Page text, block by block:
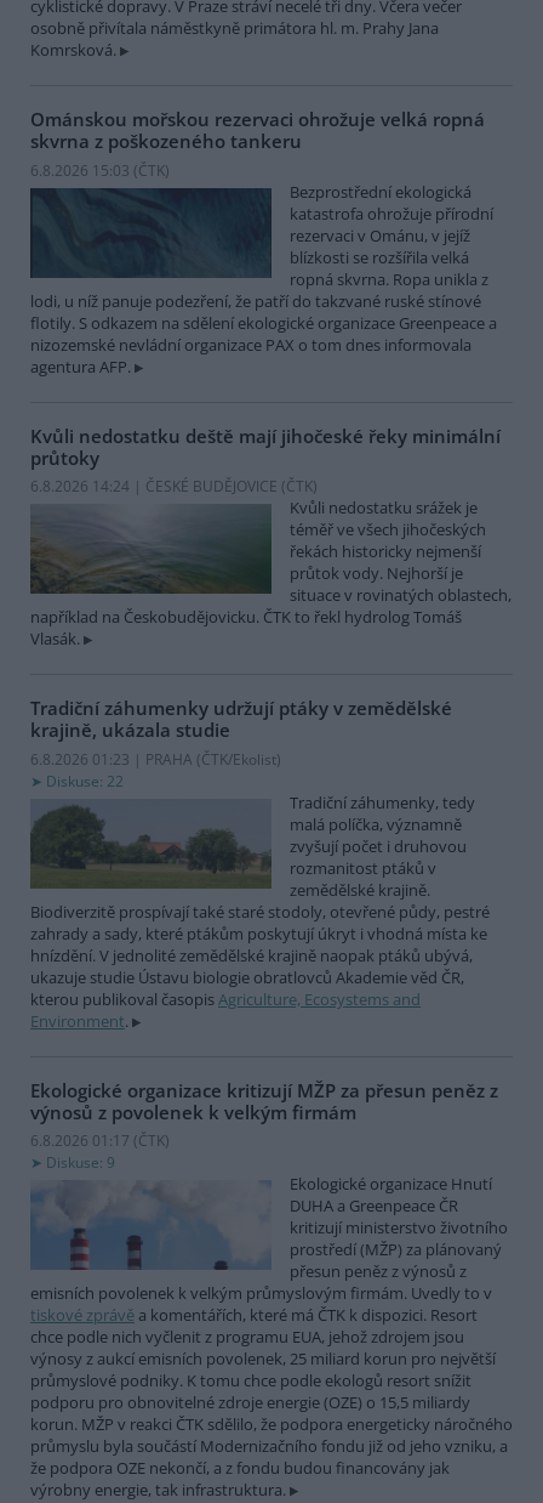
cyklistické dopravy. V Praze stráví necelé tři dny. Včera večer
osobně přivítala náměstkyně primátora hl. m. Prahy Jana
Komrsková.
Ománskou mořskou rezervaci ohrožuje velká ropná
skvrna z poškozeného tankeru
6.8.2026 15:03 (ČTK)
Bezprostřední ekologická
katastrofa ohrožuje přírodní
rezervaci v Ománu, v jejíž
blízkosti se rozšířila velká
ropná skvrna. Ropa unikla z
lodi, u níž panuje podezření, že patří do takzvané ruské stínové
flotily. S odkazem na sdělení ekologické organizace Greenpeace a
nizozemské nevládní organizace PAX o tom dnes informovala
agentura AFP.
Kvůli nedostatku deště mají jihočeské řeky minimální
průtoky
6.8.2026 14:24 | ČESKÉ BUDĚJOVICE (ČTK)
Kvůli nedostatku srážek je
téměř ve všech jihočeských
řekách historicky nejmenší
průtok vody. Nejhorší je
situace v rovinatých oblastech,
například na Českobudějovicku. ČTK to řekl hydrolog Tomáš
Vlasák.
Tradiční záhumenky udržují ptáky v zemědělské
krajině, ukázala studie
6.8.2026 01:23 | PRAHA (ČTK/Ekolist)
Diskuse: 22
Tradiční záhumenky, tedy
malá políčka, významně
zvyšují počet i druhovou
rozmanitost ptáků v
zemědělské krajině.
Biodiverzitě prospívají také staré stodoly, otevřené půdy, pestré
zahrady a sady, které ptákům poskytují úkryt i vhodná místa ke
hnízdění. V jednolité zemědělské krajině naopak ptáků ubývá,
ukazuje studie Ústavu biologie obratlovců Akademie věd ČR,
kterou publikoval časopisAgriculture, Ecosystems and
Environment.
Ekologické organizace kritizují MŽP za přesun peněz z
výnosů z povolenek k velkým firmám
6.8.2026 01:17 (ČTK)
Diskuse: 9
Ekologické organizace Hnutí
DUHA a Greenpeace ČR
kritizují ministerstvo životního
prostředí (MŽP) za plánovaný
přesun peněz z výnosů z
emisních povolenek k velkým průmyslovým firmám. Uvedly to v
tiskové zprávě a komentářích, které má ČTK k dispozici. Resort
chce podle nich vyčlenit z programu EUA, jehož zdrojem jsou
výnosy z aukcí emisních povolenek, 25 miliard korun pro největší
průmyslové podniky. K tomu chce podle ekologů resort snížit
podporu pro obnovitelné zdroje energie (OZE) o 15,5 miliardy
korun. MŽP v reakci ČTK sdělilo, že podpora energeticky náročného
průmyslu byla součástí Modernizačního fondu již od jeho vzniku, a
že podpora OZE nekončí, a z fondu budou financovány jak
výrobny energie, tak infrastruktura.